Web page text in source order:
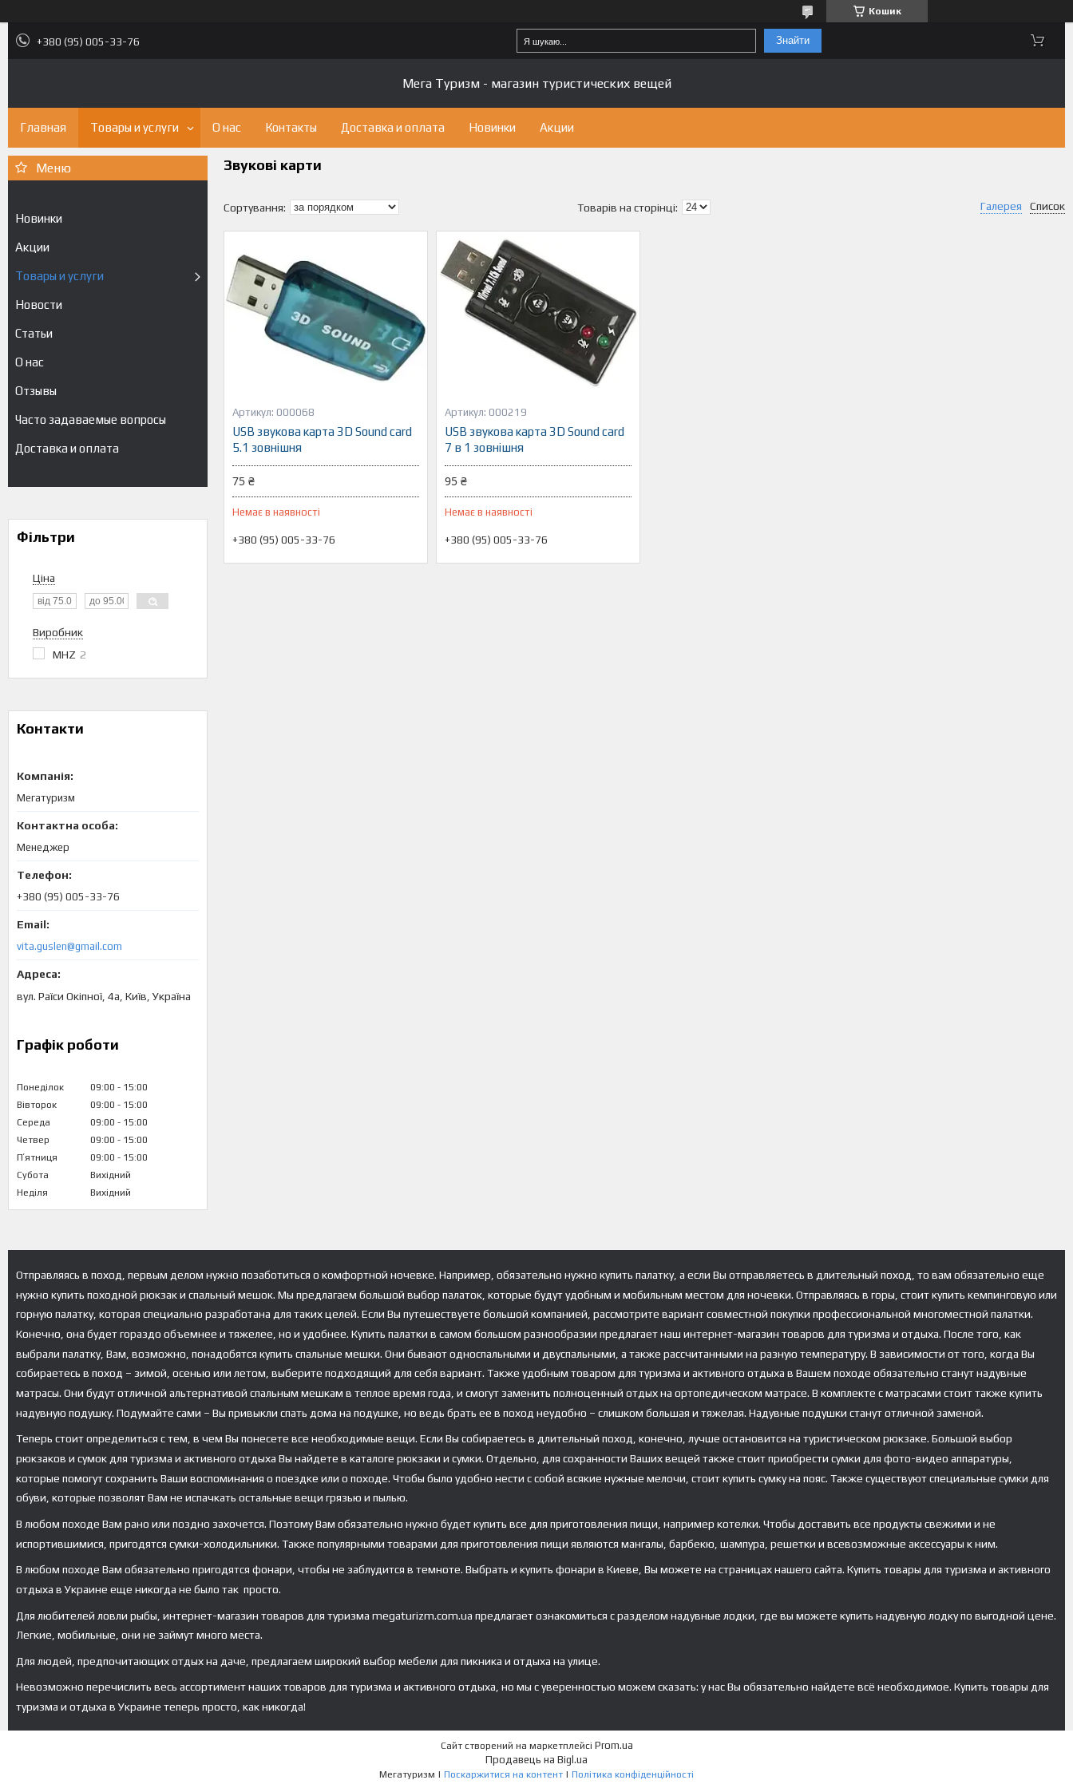
Кошик
+380 (95) 005-33-76 Знайти
Мега Туризм - магазин туристических вещей
Главная Товары и услуги О нас Контакты Доставка и оплата Новинки Акции
Новинки
Акции
Товары и услуги
Новости
Статьи
О нас
Отзывы
Часто задаваемые вопросы
Доставка и оплата
Фільтри
Ціна
Виробник
MHZ 2
Контакти
Мегатуризм
Менеджер
+380 (95) 005-33-76
vita.guslen@gmail.com
вул. Раїси Окіпної, 4а, Київ, Україна
Графік роботи
Понеділок 09:00
15:00
Вівторок
09:00
15:00
Середа
09:00
15:00
Четвер
09:00
15:00
Пʼятниця
09:00
15:00
Субота
Вихідний
Неділя
Вихідний
Звукові карти
Галерея Список
000068
USB звукова карта 3D Sound card
5.1 зовнішня
75 ₴
Немає в наявності
+380 (95) 005-33-76
000219
USB звукова карта 3D Sound card
7 в 1 зовнішня
95 ₴
Немає в наявності
+380 (95) 005-33-76
Отправляясь в поход, первым делом нужно позаботиться о комфортной ночевке. Например, обязательно нужно купить палатку, а если Вы отправляетесь в длительный поход, то вам обязательно еще
нужно купить походной рюкзак и спальный мешок. Мы предлагаем большой выбор палаток, которые будут удобным и мобильным местом для ночевки. Отправляясь в горы, стоит купить кемпинговую или
горную палатку, которая специально разработана для таких целей. Если Вы путешествуете большой компанией, рассмотрите вариант совместной покупки профессиональной многоместной палатки.
Конечно, она будет гораздо объемнее и тяжелее, но и удобнее. Купить палатки в самом большом разнообразии предлагает наш интернет-магазин товаров для туризма и отдыха. После того, как
выбрали палатку, Вам, возможно, понадобятся купить спальные мешки. Они бывают односпальными и двуспальными, а также рассчитанными на разную температуру. В зависимости от того, когда Вы
собираетесь в поход – зимой, осенью или летом, выберите подходящий для себя вариант. Также удобным товаром для туризма и активного отдыха в Вашем походе обязательно станут надувные
матрасы. Они будут отличной альтернативой спальным мешкам в теплое время года, и смогут заменить полноценный отдых на ортопедическом матрасе. В комплекте с матрасами стоит также купить
надувную подушку. Подумайте сами – Вы привыкли спать дома на подушке, но ведь брать ее в поход неудобно – слишком большая и тяжелая. Надувные подушки станут отличной заменой.
Теперь стоит определиться с тем, в чем Вы понесете все необходимые вещи. Если Вы собираетесь в длительный поход, конечно, лучше остановится на туристическом рюкзаке. Большой выбор
рюкзаков и сумок для туризма и активного отдыха Вы найдете в каталоге рюкзаки и сумки. Отдельно, для сохранности Ваших вещей также стоит приобрести сумки для фото-видео аппаратуры,
которые помогут сохранить Ваши воспоминания о поездке или о походе. Чтобы было удобно нести с собой всякие нужные мелочи, стоит купить сумку на пояс. Также существуют специальные сумки для
обуви, которые позволят Вам не испачкать остальные вещи грязью и пылью.
В любом походе Вам рано или поздно захочется. Поэтому Вам обязательно нужно будет купить все для приготовления пищи, например котелки. Чтобы доставить все продукты свежими и не
испортившимися, пригодятся сумки-холодильники. Также популярными товарами для приготовления пищи являются мангалы, барбекю, шампура, решетки и всевозможные аксессуары к ним.
В любом походе Вам обязательно пригодятся фонари, чтобы не заблудится в темноте. Выбрать и купить фонари в Киеве, Вы можете на страницах нашего сайта. Купить товары для туризма и активного
отдыха в Украине еще никогда не было так просто.
Для любителей ловли рыбы, интернет-магазин товаров для туризма megaturizm.com.ua предлагает ознакомиться с разделом надувные лодки, где вы можете купить надувную лодку по выгодной цене.
Легкие, мобильные, они не займут много места.
Для людей, предпочитающих отдых на даче, предлагаем широкий выбор мебели для пикника и отдыха на улице.
Невозможно перечислить весь ассортимент наших товаров для туризма и активного отдыха, но мы с уверенностью можем сказать: у нас Вы обязательно найдете всё необходимое. Купить товары для
туризма и отдыха в Украине теперь просто, как никогда!
Сайт створений на маркетплейсі Prom.ua
Продавець на Bigl.ua
Мегатуризм | Поскаржитися на контент | Політика конфіденційності